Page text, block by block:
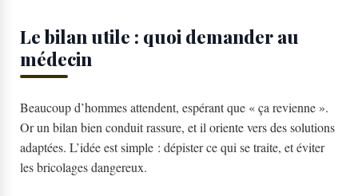
Le bilan utile : quoi demander au
médecin
Beaucoup d’hommes attendent, espérant que « ça revienne ».
Or un bilan bien conduit rassure, et il oriente vers des solutions
adaptées. L’idée est simple : dépister ce qui se traite, et éviter
les bricolages dangereux.